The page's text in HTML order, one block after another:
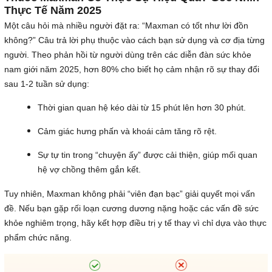
Thực Tế Năm 2025
Một câu hỏi mà nhiều người đặt ra: “Maxman có tốt như lời đồn
không?” Câu trả lời phụ thuộc vào cách bạn sử dụng và cơ địa từng
người. Theo phản hồi từ người dùng trên các diễn đàn sức khỏe
nam giới năm 2025, hơn 80% cho biết họ cảm nhận rõ sự thay đổi
sau 1-2 tuần sử dụng:
Thời gian quan hệ kéo dài từ 15 phút lên hơn 30 phút.
Cảm giác hưng phấn và khoái cảm tăng rõ rệt.
Sự tự tin trong “chuyện ấy” được cải thiện, giúp mối quan
hệ vợ chồng thêm gắn kết.
Tuy nhiên, Maxman không phải “viên đạn bạc” giải quyết mọi vấn
đề. Nếu bạn gặp rối loạn cương dương nặng hoặc các vấn đề sức
khỏe nghiêm trọng, hãy kết hợp điều trị y tế thay vì chỉ dựa vào thực
phẩm chức năng.